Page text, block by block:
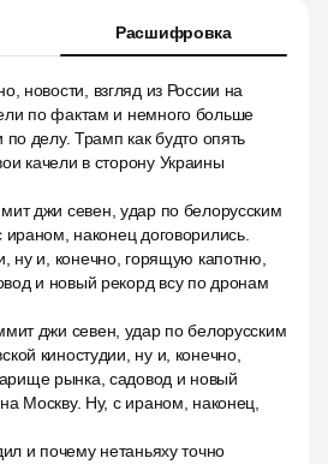
Расшифровка
новости, взгляд из России на
по фактам и немного больше
по делу. Трамп как будто опять
качели в сторону Украины
джи севен, удар по белорусским
наконец договорились.
ну и, конечно, горящую капотню,
и новый рекорд всу по дронам
джи севен, удар по белорусским
киностудии, ну и, конечно,
рынка, садовод и новый
Москву. Ну, с ираном, наконец,
и почему нетаньяху точно